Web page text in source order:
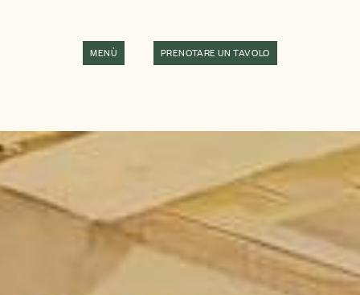
MENÙ PRENOTARE UN TAVOLO